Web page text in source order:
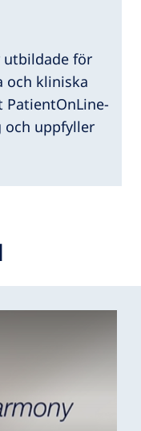
utbildade för
och kliniska
och uppfyller